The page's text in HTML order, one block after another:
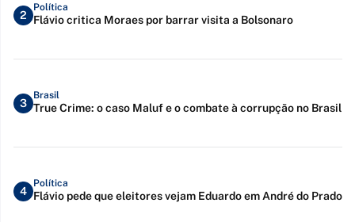
2
Política
Flávio critica Moraes por barrar visita a Bolsonaro
3
Brasil
True Crime: o caso Maluf e o combate à corrupção no Brasil
4
Política
Flávio pede que eleitores vejam Eduardo em André do Prado